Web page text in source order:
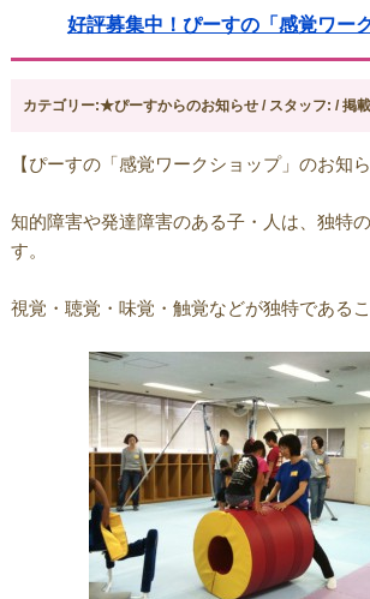
好評募集中！ぴーすの「感覚ワー
カテゴリー:★ぴーすからのお知らせ / スタッフ: / 掲
【ぴーすの「感覚ワークショップ」のお知ら
知的障害や発達障害のある子・人は、独特
す。
視覚・聴覚・味覚・触覚などが独特である